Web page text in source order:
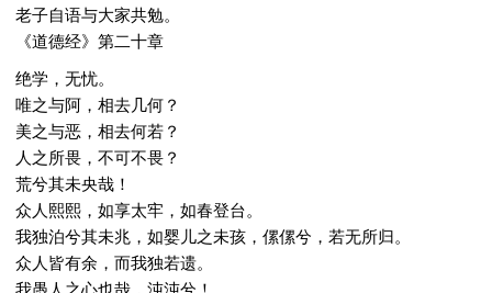
老子自语与大家共勉。
《道德经》第二十章
绝学，无忧。
唯之与阿，相去几何？
美之与恶，相去何若？
人之所畏，不可不畏？
荒兮其未央哉！
众人熙熙，如享太牢，如春登台。
我独泊兮其未兆，如婴儿之未孩，傫傫兮，若无所归。
众人皆有余，而我独若遗。
我愚人之心也哉，沌沌兮！